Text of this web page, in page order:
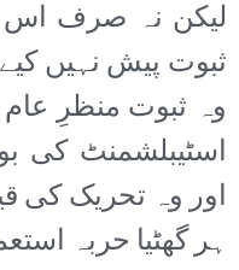
لیکن نہ صرف اس
ثبوت پیش نہیں
وہ ثبوت منظرِ عام
اسٹیبلشمنٹ کی
اور وہ تحریک کی
ہر گھٹیا حربہ